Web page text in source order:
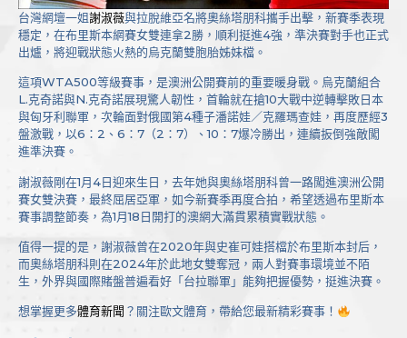
台灣網壇一姐謝淑薇與拉脫維亞名將奧絲塔朋科攜手出擊，新賽季表現
穩定，在布里斯本網賽女雙連拿2勝，順利挺進4強，準決賽對手也正式
出爐，將迎戰狀態火熱的烏克蘭雙胞胎姊妹檔。
這項WTA500等級賽事，是澳洲公開賽前的重要暖身戰。烏克蘭組合
L.克奇諾與N.克奇諾展現驚人韌性，首輪就在搶10大戰中逆轉擊敗日本
與匈牙利聯軍，次輪面對俄國第4種子潘諾娃／克羅瑪查娃，再度歷經3
盤激戰，以6：2、6：7（2：7）、10：7爆冷勝出，連續扳倒強敵闖
進準決賽。
謝淑薇剛在1月4日迎來生日，去年她與奧絲塔朋科曾一路闖進澳洲公開
賽女雙決賽，最終屈居亞軍，如今新賽季再度合拍，希望透過布里斯本
賽事調整節奏，為1月18日開打的澳網大滿貫累積實戰狀態。
值得一提的是，謝淑薇曾在2020年與史崔可娃搭檔於布里斯本封后，
而奧絲塔朋科則在2024年於此地女雙奪冠，兩人對賽事環境並不陌
生，外界與國際賭盤普遍看好「台拉聯軍」能夠把握優勢，挺進決賽。
想掌握更多體育新聞 ？關注歐文體育，帶給您最新精彩賽事！